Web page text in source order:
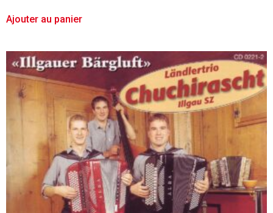
Ajouter au panier